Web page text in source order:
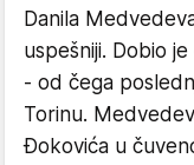
Danila
uspešniji. Dobio
- od čega
Torinu.
Đokovića u